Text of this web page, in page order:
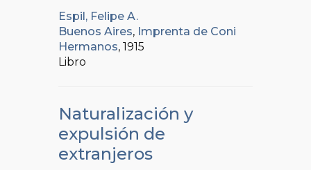
Espil, Felipe A.
Buenos Aires, Imprenta de Coni
Hermanos, 1915
Libro
Naturalización y
expulsión de
extranjeros